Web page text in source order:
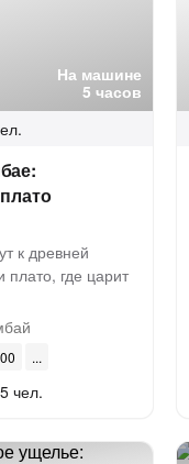
На машине
5 часов
к древней
плато, где царит
чел.